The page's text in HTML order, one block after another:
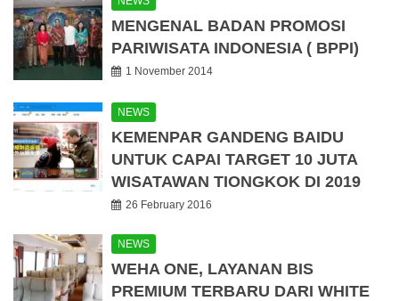
MENGENAL BADAN PROMOSI
PARIWISATA INDONESIA ( BPPI)
1 November 2014
NEWS
KEMENPAR GANDENG BAIDU
UNTUK CAPAI TARGET 10 JUTA
WISATAWAN TIONGKOK DI 2019
26 February 2016
NEWS
WEHA ONE, LAYANAN BIS
PREMIUM TERBARU DARI WHITE